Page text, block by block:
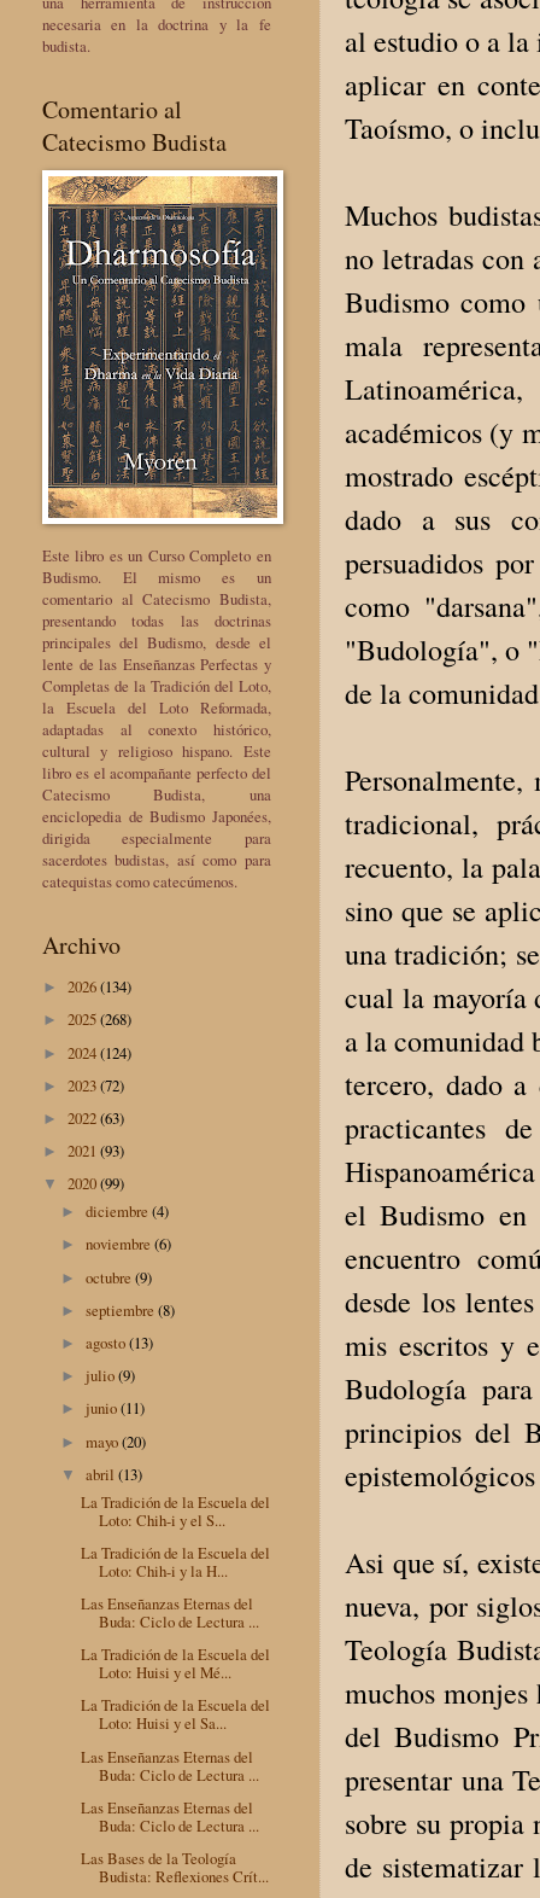
al estudio o a
aplicar en
Taoísmo, o
Muchos
no letradas
Budismo
mala
académicos (y
mostrado
dado a sus
persuadidos
como
"Budología", o
de la
tradicional,
recuento, la
sino que se
una tradición;
cual la mayoría
a la comunidad
tercero, dado
practicantes
el Budismo en
encuentro
desde los
mis escritos y
Budología
principios del
Asi que sí,
nueva, por
Teología
muchos
del Budismo
presentar una
sobre su
de sistematizar
necesaria en la doctrina y la fe
budista.
Comentario al
Catecismo Budista
Este libro es un Curso Completo en
Budismo. El mismo es un
comentario al Catecismo Budista,
presentando todas las doctrinas
principales del Budismo, desde el
lente de las Enseñanzas Perfectas y
Completas de la Tradición del Loto,
la Escuela del Loto Reformada,
adaptadas al conexto histórico,
cultural y religioso hispano. Este
libro es el acompañante perfecto del
Catecismo Budista, una
enciclopedia de Budismo Japonées,
dirigida especialmente para
sacerdotes budistas, así como para
catequistas como catecúmenos.
Archivo
► 2026(134)
► 2025(268)
► 2024(124)
► 2023(72)
► 2022(63)
► 2021 (93)
▼ 2020(99)
►diciembre(4)
►noviembre(6)
►octubre(9)
►septiembre(8)
►agosto(13)
► julio(9)
► junio(11)
►mayo(20)
▼abril(13)
La Tradición de la Escuela del
Loto: Chih-i y el S...
La Tradición de la Escuela del
Loto: Chih-i y la H...
Las Enseñanzas Eternas del
Buda: Ciclo de Lectura ...
La Tradición de la Escuela del
Loto: Huisi y el Mé...
La Tradición de la Escuela del
Loto: Huisi y el Sa...
Las Enseñanzas Eternas del
Buda: Ciclo de Lectura ...
Las Enseñanzas Eternas del
Buda: Ciclo de Lectura ...
Las Bases de la Teología
Budista: Reflexiones Crít...